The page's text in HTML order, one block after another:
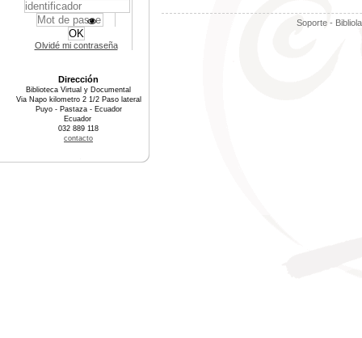
Soporte -
Olvidé mi contraseña
Dirección
Biblioteca Virtual y Documental
Via Napo kilometro 2 1/2 Paso lateral
Puyo - Pastaza - Ecuador
Ecuador
032 889 118
contacto